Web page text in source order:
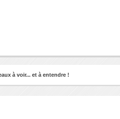
à voir... et à entendre !